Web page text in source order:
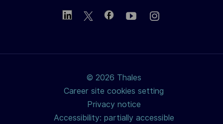
© 2026 Thales
Career site cookies setting
Privacy notice
Accessibility: partially accessible